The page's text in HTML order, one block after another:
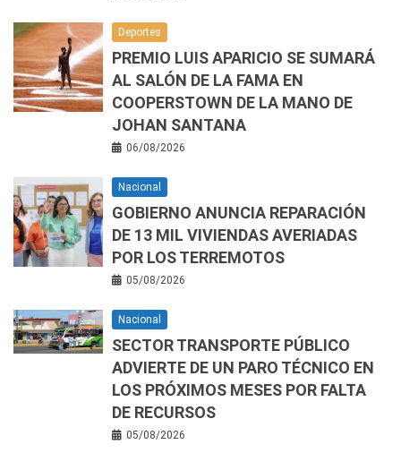
Deportes
PREMIO LUIS APARICIO SE SUMARÁ
AL SALÓN DE LA FAMA EN
COOPERSTOWN DE LA MANO DE
JOHAN SANTANA
06/08/2026
Nacional
GOBIERNO ANUNCIA REPARACIÓN
DE 13 MIL VIVIENDAS AVERIADAS
POR LOS TERREMOTOS
05/08/2026
Nacional
SECTOR TRANSPORTE PÚBLICO
ADVIERTE DE UN PARO TÉCNICO EN
LOS PRÓXIMOS MESES POR FALTA
DE RECURSOS
05/08/2026